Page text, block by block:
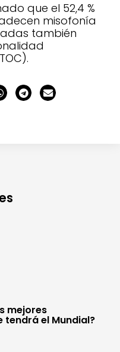
que el 52,4 %
misofonía
también
mejores
el Mundial?